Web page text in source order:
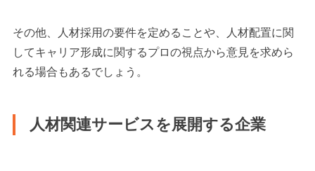
その他、人材採用の要件を定めることや、人材配置に関
してキャリア形成に関するプロの視点から意見を求めら
れる場合もあるでしょう。
人材関連サービスを展開する企業